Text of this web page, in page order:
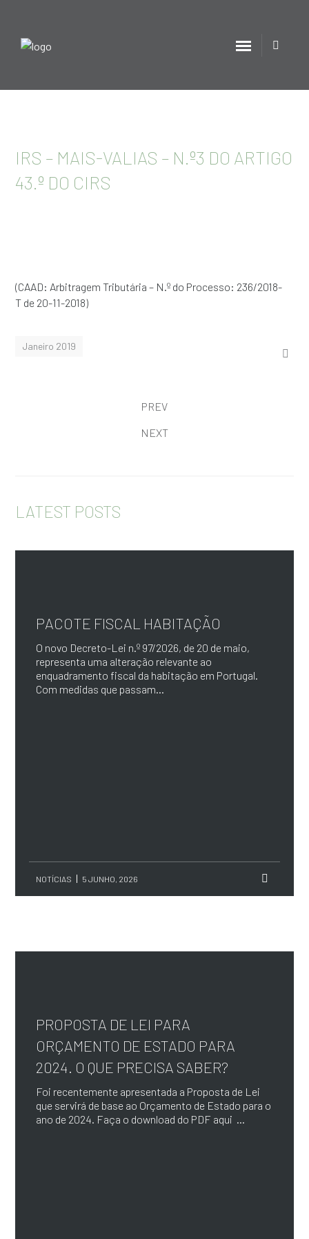
IRS – MAIS-VALIAS – N.º3 DO ARTIGO
43.º DO CIRS
(CAAD: Arbitragem Tributária – N.º do Processo: 236/2018-
T de 20-11-2018)
Janeiro 2019
PREV
NEXT
LATEST POSTS
PACOTE FISCAL HABITAÇÃO
O novo Decreto-Lei n.º 97/2026, de 20 de maio,
representa uma alteração relevante ao
enquadramento fiscal da habitação em Portugal.
Com medidas que passam...
NOTÍCIAS 5 JUNHO, 2026
PROPOSTA DE LEI PARA
ORÇAMENTO DE ESTADO PARA
2024. O QUE PRECISA SABER?
Foi recentemente apresentada a Proposta de Lei
que servirá de base ao Orçamento de Estado para o
ano de 2024. Faça o download do PDF aqui ...